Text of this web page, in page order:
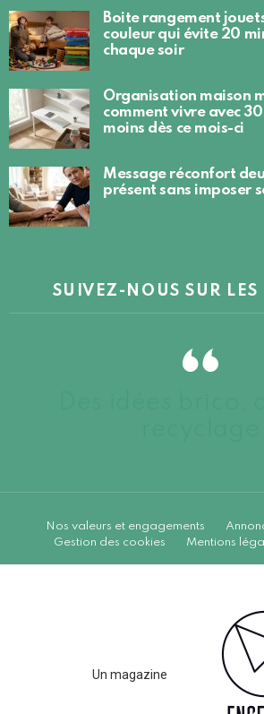
Boite rangement
couleur qui évite 20
chaque soir
Organisation maison
comment vivre avec
moins dès ce mois-ci
Message réconfort
présent sans imposer
SUIVEZ-NOUS SUR LES
Nos valeurs et engagements
Gestion des cookies
Mentions
Un magazine